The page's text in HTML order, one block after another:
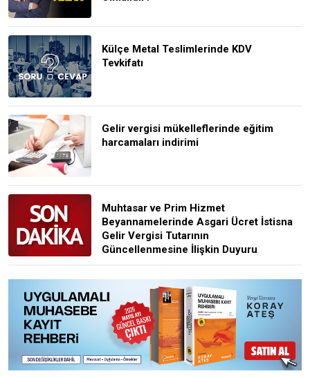
Külçe Metal Teslimlerinde KDV
Tevkifatı
Gelir vergisi mükelleflerinde eğitim
harcamaları indirimi
Muhtasar ve Prim Hizmet
Beyannamelerinde Asgari Ücret İstisna
Gelir Vergisi Tutarının
Güncellenmesine İlişkin Duyuru